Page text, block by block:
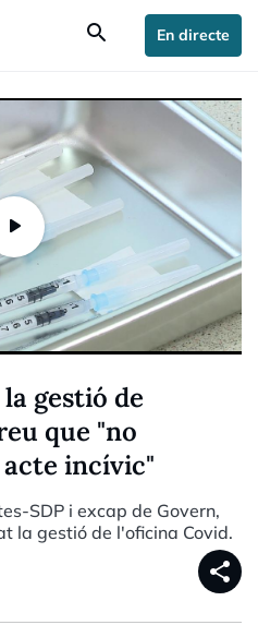
search En directe
gestió de
que "no
incívic"
SDP i excap de Govern,
la gestió de l'oficina Covid.
share